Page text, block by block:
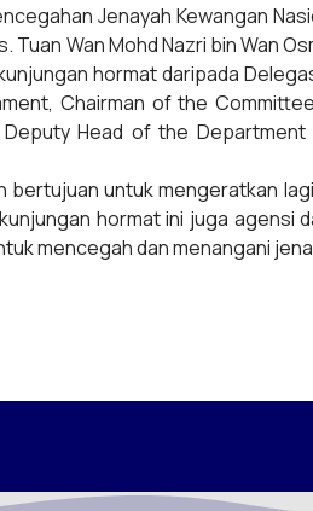
Jenayah Kewangan
Tuan Wan Mohd Nazri bin Wan
hormat daripada
Chairman of the
Head of the
bertujuan untuk mengeratkan
hormat ini juga
mencegah dan menangani